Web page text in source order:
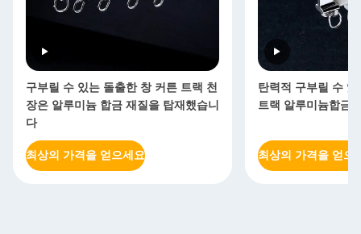
구부릴 수 있는 돌출한 창 커튼 트랙 천
장은 알루미늄 합금 재질을 탑재했습니
다
최상의 가격을 얻으세요
탄력적 구부릴 수
트랙 알루미늄합금
최상의 가격을 얻으